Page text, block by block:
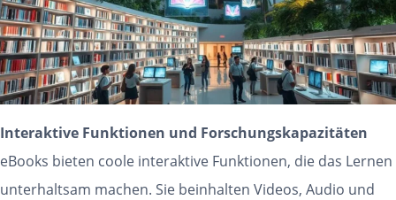
Interaktive Funktionen und Forschungskapazitäten
eBooks bieten coole interaktive Funktionen, die das Lernen
unterhaltsam machen. Sie beinhalten Videos, Audio und